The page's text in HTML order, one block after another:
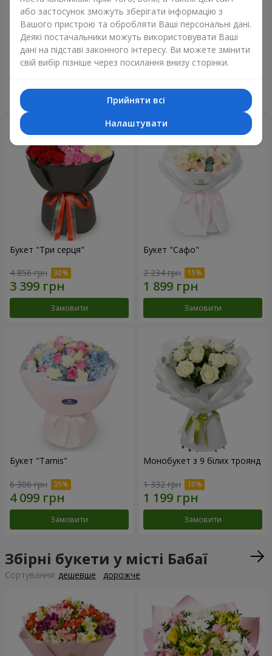
Букет "Reverence"
2 665 грн
Букет "Блакитна казка"
5 370 грн
Букет "Три серця"
4 856 грн
Замовити
Букет "Сафо"
2 234 грн
Замовити
Букет "Tarnis"
6 306 грн
Замовити
Монобукет з 9 білих троянд
1 332 грн
Замовити
Збірні букети у місті Бабаї
Сортування: дешевше дорожче
або застосунок зможуть зберігати інформацію з
Вашого пристрою та обробляти Ваші персональні дані.
Деякі постачальники можуть використовувати Ваші
дані на підставі законного інтересу. Ви можете змінити
свій вибір пізніше через посилання внизу сторінки.
Прийняти всі
Налаштувати